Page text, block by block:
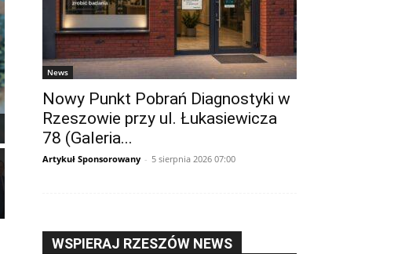
News
Nowy Punkt Pobrań Diagnostyki w
Rzeszowie przy ul. Łukasiewicza
78 (Galeria...
Artykuł Sponsorowany - 5 sierpnia 2026 07:00
WSPIERAJ RZESZÓW NEWS